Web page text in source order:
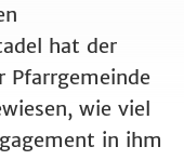
hat der
Pfarrgemeinde
wie viel
in ihm